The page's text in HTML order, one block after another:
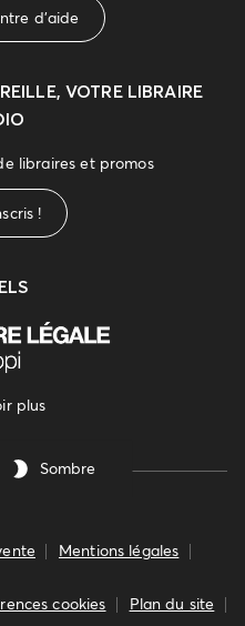
d'aide
VOTRE LIBRAIRE
libraires et promos
!
plus
Sombre
Mentions légales
cookies Plan du site